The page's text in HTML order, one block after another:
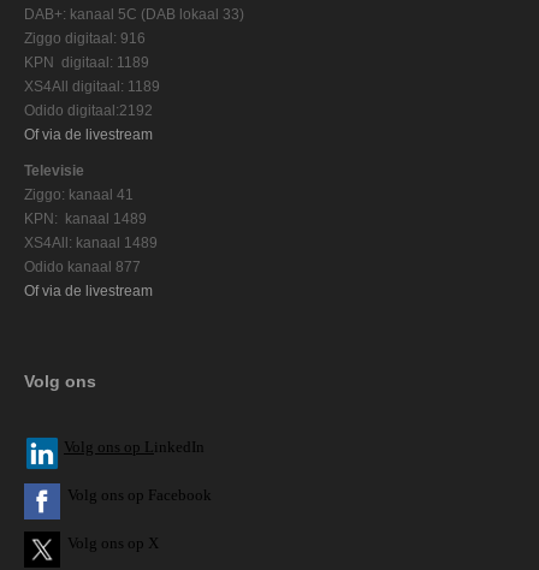
DAB+: kanaal 5C (DAB lokaal 33)
Ziggo digitaal: 916
KPN digitaal: 1189
XS4All digitaal: 1189
Odido digitaal:2192
Of via de livestream
Televisie
Ziggo: kanaal 41
KPN: kanaal 1489
XS4All: kanaal 1489
Odido kanaal 877
Of via de livestream
Volg ons
Volg ons op L inkedIn
Volg ons op Facebook
Volg ons op X